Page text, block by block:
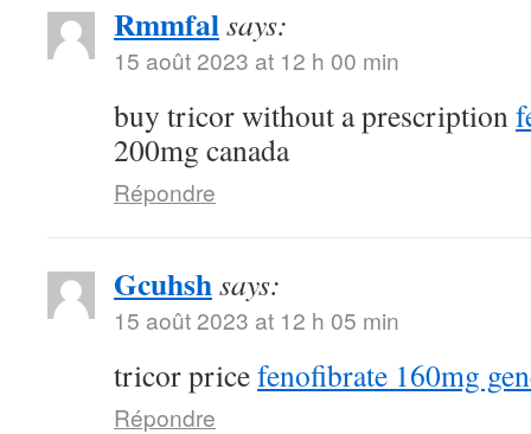
Rmmfalsays:
15 août 2023 at 12 h 00 min
buy tricor without a prescription
200mg canada
Répondre
Gcuhshsays:
15 août 2023 at 12 h 05 min
tricor pricefenofibrate 160mg
Répondre